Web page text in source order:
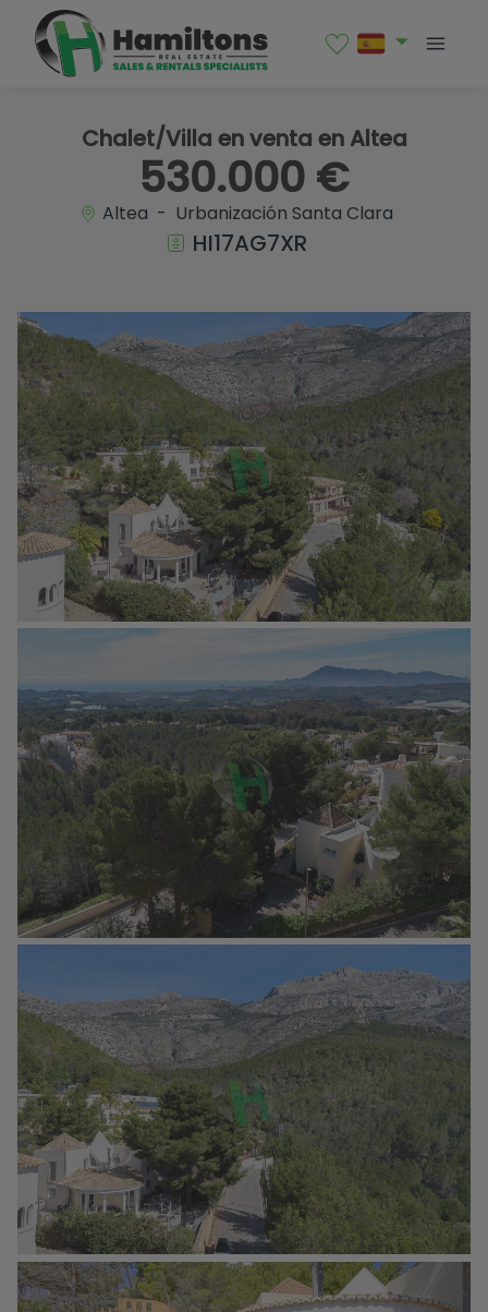
Chalet/Villa en venta en Altea
530.000 €
Altea - Urbanización Santa Clara
HI17AG7XR
1 / 46